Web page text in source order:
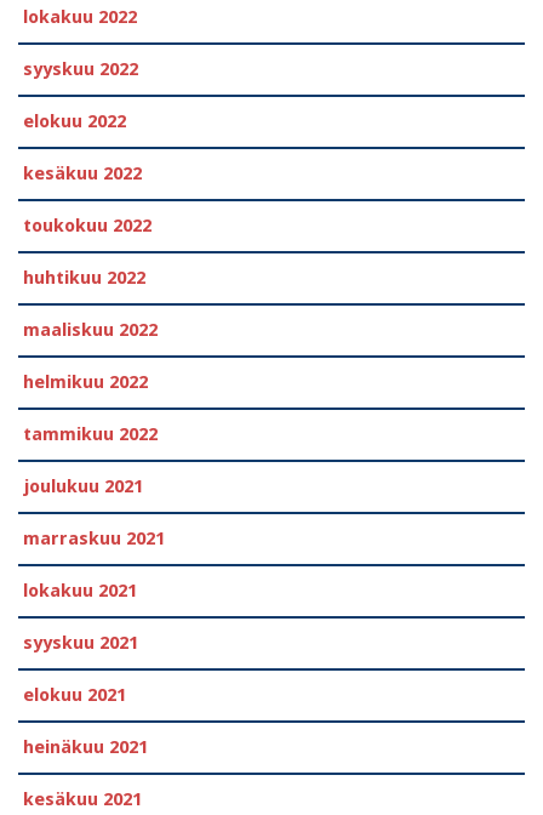
lokakuu 2022
syyskuu 2022
elokuu 2022
kesäkuu 2022
toukokuu 2022
huhtikuu 2022
maaliskuu 2022
helmikuu 2022
tammikuu 2022
joulukuu 2021
marraskuu 2021
lokakuu 2021
syyskuu 2021
elokuu 2021
heinäkuu 2021
kesäkuu 2021